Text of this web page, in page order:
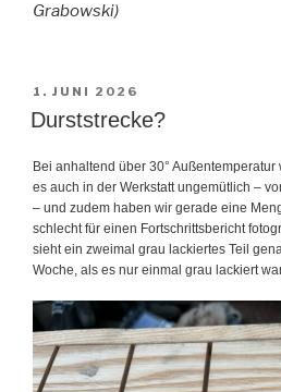
Grabowski)
VERÖFFENTLICHT
AM
1. JUNI 2026
Durststrecke?
Bei anhaltend über 30°
es auch in der Werkstatt ungemütlich –
– und zudem haben wir gerade eine
schlecht für einen Fortschrittsbericht
sieht ein zweimal grau lackiertes Teil
Woche, als es nur einmal grau lackiert